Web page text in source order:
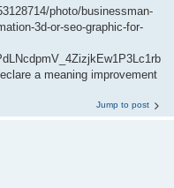
photo/businessman-
3d-or-seo-graphic-for-
a meaning improvement
Jump to post